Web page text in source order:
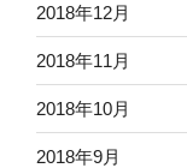
2018年12月
2018年11月
2018年10月
2018年9月